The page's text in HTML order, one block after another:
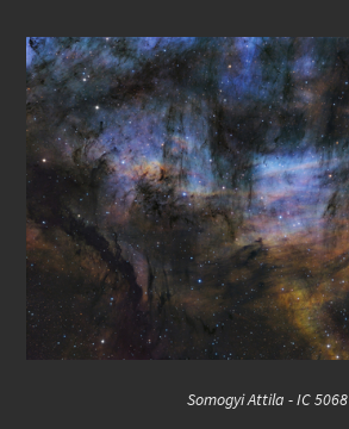
Somogyi Attila - IC 5068